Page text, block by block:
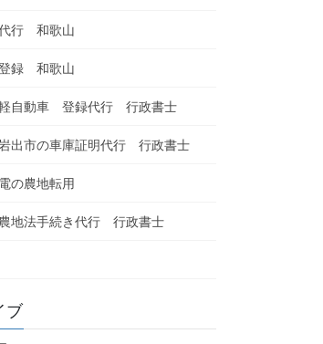
行 和歌山
録 和歌山
自動車 登録代行 行政書士
出市の車庫証明代行 行政書士
の農地転用
地法手続き代行 行政書士
ブ